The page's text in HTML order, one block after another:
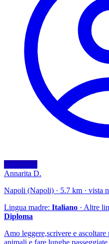
VISIONA
Annarita D.
Napoli (Napoli) · 5.7 km · vista
Lingua madre: Italiano · Altre
Diploma
Amo leggere,scrivere e
animali e fare lunghe passeggiate.